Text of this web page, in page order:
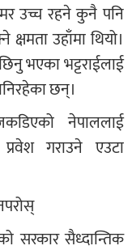
उच्च रहने कुनै पनि
उहाँमा थियो।
भएका भट्टराईलाई
छन्।
नेपाललाई
गराउने एउटा
सरकार सैध्दान्तिक